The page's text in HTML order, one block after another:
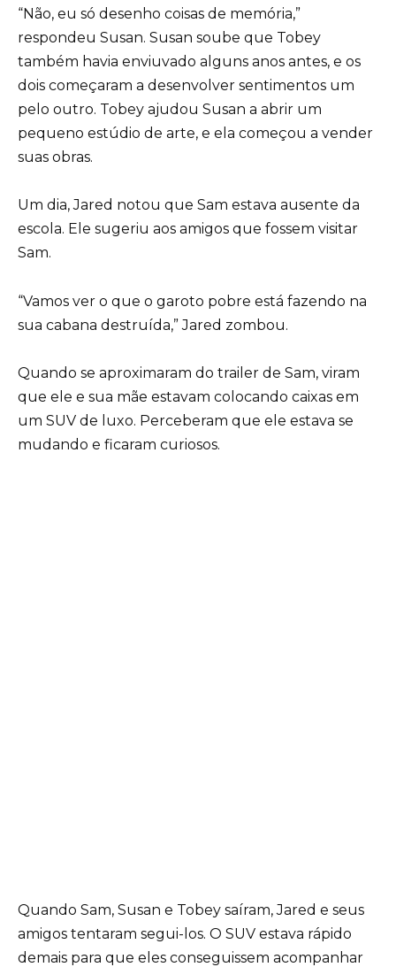
“Não, eu só desenho coisas de memória,”
respondeu Susan. Susan soube que Tobey
também havia enviuvado alguns anos antes, e os
dois começaram a desenvolver sentimentos um
pelo outro. Tobey ajudou Susan a abrir um
pequeno estúdio de arte, e ela começou a vender
suas obras.
Um dia, Jared notou que Sam estava ausente da
escola. Ele sugeriu aos amigos que fossem visitar
Sam.
“Vamos ver o que o garoto pobre está fazendo na
sua cabana destruída,” Jared zombou.
Quando se aproximaram do trailer de Sam, viram
que ele e sua mãe estavam colocando caixas em
um SUV de luxo. Perceberam que ele estava se
mudando e ficaram curiosos.
Quando Sam, Susan e Tobey saíram, Jared e seus
amigos tentaram segui-los. O SUV estava rápido
demais para que eles conseguissem acompanhar